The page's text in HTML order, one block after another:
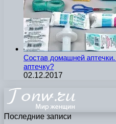
Состав домашней
аптечку?
02.12.2017
Последние записи